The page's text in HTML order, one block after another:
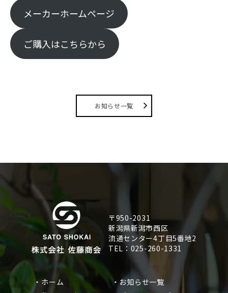
メーカーホームページ
ご購入はこちらから
お知らせ一覧
〒950-2031
新潟県新潟市西区
流通センター4丁目5番地2
TEL：025-260-1331
・ホーム
・お知らせ一覧